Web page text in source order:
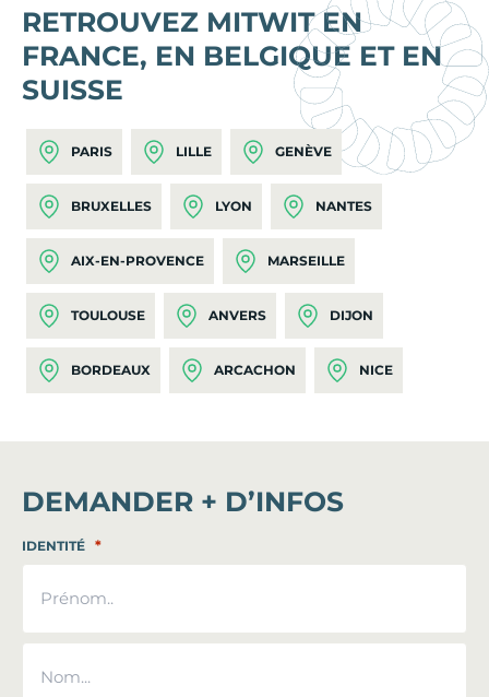
RETROUVEZ MITWIT EN
FRANCE, EN BELGIQUE ET EN
SUISSE
PARIS LILLE GENÈVE
BRUXELLES LYON NANTES
AIX-EN-PROVENCE MARSEILLE
TOULOUSE ANVERS DIJON
BORDEAUX ARCACHON NICE
DEMANDER + D’INFOS
IDENTITÉ *
Prénom